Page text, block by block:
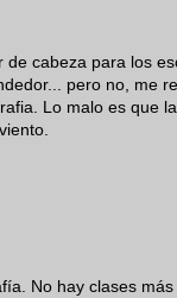
cabeza para los
pero no, me
Lo malo es que
No hay clases